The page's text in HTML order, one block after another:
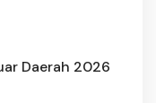
Daerah 2026